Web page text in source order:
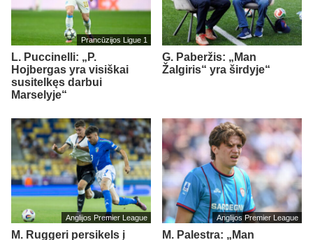
Prancūzijos Ligue 1
L. Puccinelli: „P.
Hojbergas yra visiškai
susitelkęs darbui
Marselyje“
G. Paberžis: „Man
Žalgiris“ yra širdyje“
Anglijos Premier League
M. Ruggeri persikels į
Anglijos Premier League
M. Palestra: „Man